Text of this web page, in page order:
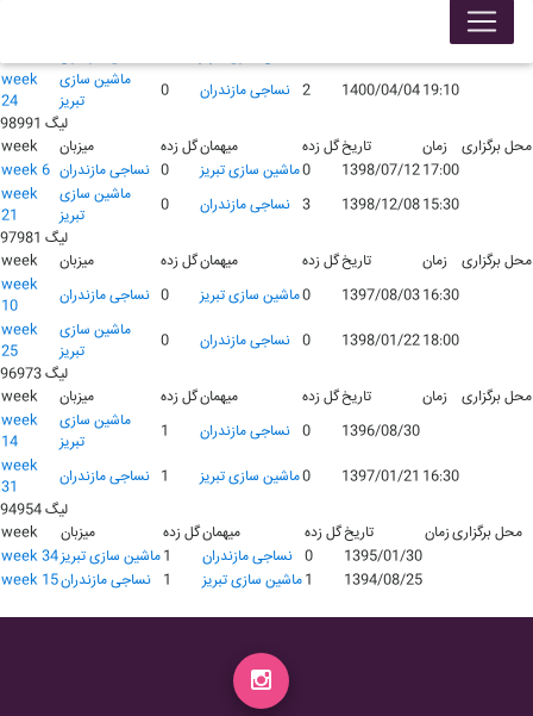
محل برگزاری
week
24
ماشین سازی
تبریز
0 نساجی مازندران 2 1400/04/0419:10
لیگ 98991
week
میزبان گل زدهمیهمان گل زدهتاریخ زمان
محل برگزاری
week 6 نساجی مازندران 0 ماشین سازی تبریز0 1398/07/1217:00
week
21
ماشین سازی
تبریز
0 نساجی مازندران 3 1398/12/0815:30
لیگ 97981
week
میزبان گل زدهمیهمان گل زدهتاریخ زمان
محل برگزاری
week
10
نساجی مازندران 0 ماشین سازی تبریز0 1397/08/0316:30
week
25
ماشین سازی
تبریز
0 نساجی مازندران 0 1398/01/2218:00
لیگ 96973
week
میزبان گل زدهمیهمان گل زدهتاریخ زمان
محل برگزاری
week
14
ماشین سازی
تبریز
1 نساجی مازندران 0
1396/08/30
week
31
نساجی مازندران 1 ماشین سازی تبریز0 1397/01/21 16:30
لیگ 94954
week
میزبان گل زدهمیهمان گل زدهتاریخ زمانمحل برگزاری
week 34ماشین سازی تبریز1 نساجی مازندران 0
1395/01/30
week 15نساجی مازندران 1 ماشین سازی تبریز1 1394/08/25